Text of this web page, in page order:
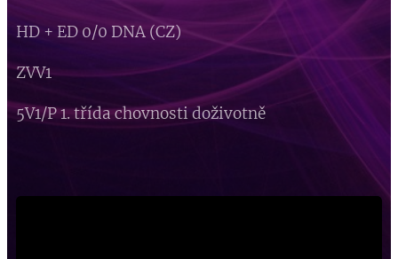
HD + ED 0/0 DNA (CZ)
ZVV1
5V1/P 1. třída chovnosti doživotně